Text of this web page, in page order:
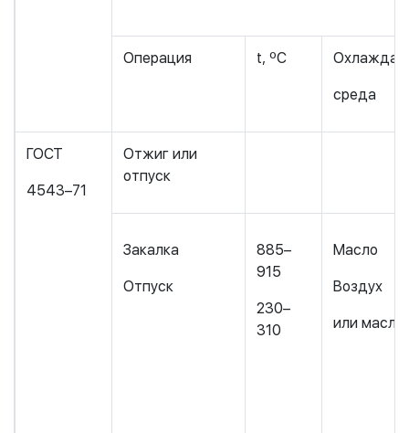
Операция t, ºС
среда
ГОСТ
4543–71
Отжиг или
отпуск
Закалка
Отпуск
885–
915
230–
310
Масло
Воздух
или масло